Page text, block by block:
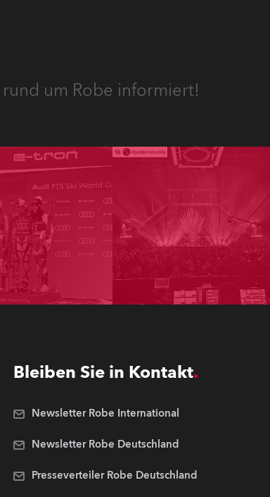
um Robe informiert!
Bleiben Sie in Kontakt
Newsletter Robe International
Newsletter Robe Deutschland
Presseverteiler Robe Deutschland